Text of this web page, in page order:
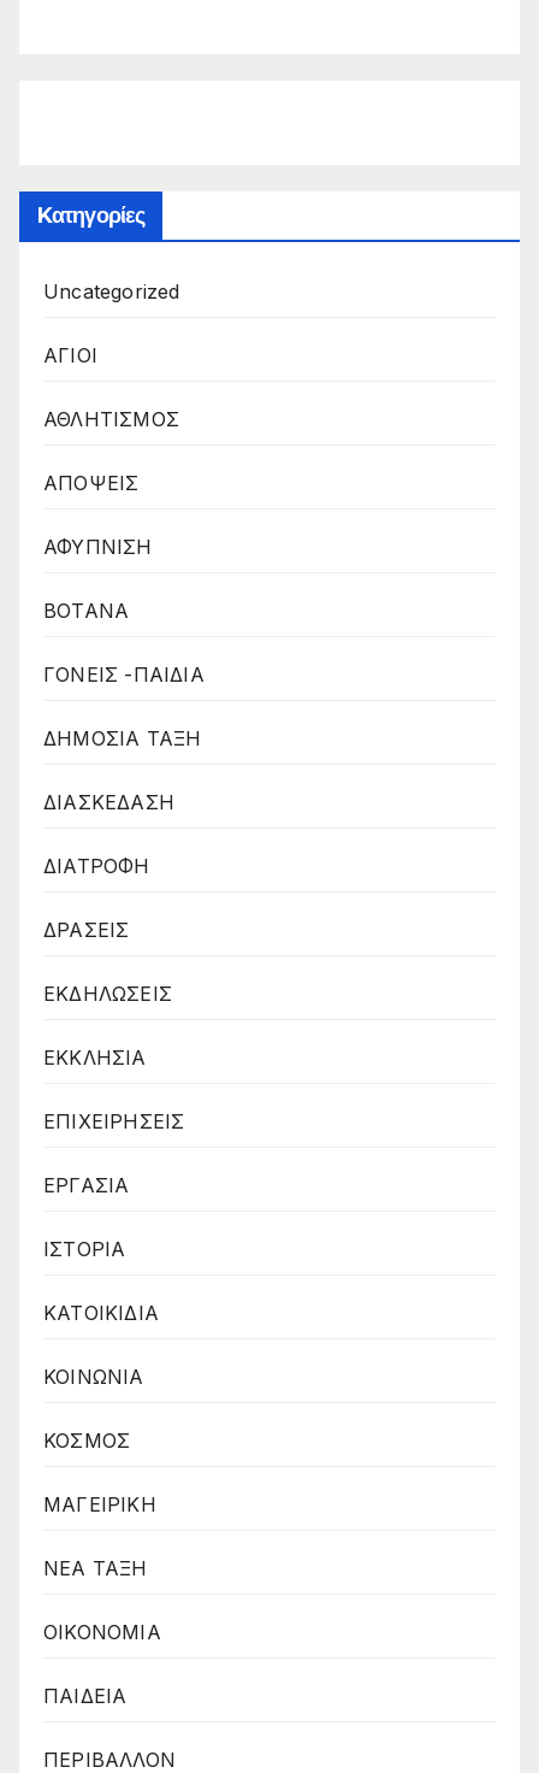
Kατηγορίες
Uncategorized
ΑΓΙΟΙ
ΑΘΛΗΤΙΣΜΟΣ
ΑΠΟΨΕΙΣ
ΑΦΥΠΝΙΣΗ
ΒΟΤΑΝΑ
ΓΟΝΕΙΣ -ΠΑΙΔΙΑ
ΔΗΜΟΣΙΑ ΤΑΞΗ
ΔΙΑΣΚΕΔΑΣΗ
ΔΙΑΤΡΟΦΗ
ΔΡΑΣΕΙΣ
ΕΚΔΗΛΩΣΕΙΣ
ΕΚΚΛΗΣΙΑ
ΕΠΙΧΕΙΡΗΣΕΙΣ
ΕΡΓΑΣΙΑ
ΙΣΤΟΡΙΑ
ΚΑΤΟΙΚΙΔΙΑ
ΚΟΙΝΩΝΙΑ
ΚΟΣΜΟΣ
ΜΑΓΕΙΡΙΚΗ
ΝΕΑ ΤΑΞΗ
ΟΙΚΟΝΟΜΙΑ
ΠΑΙΔΕΙΑ
ΠΕΡΙΒΑΛΛΟΝ